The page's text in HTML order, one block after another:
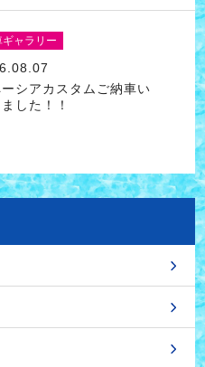
ギャラリー
ーシアカスタムご納車い
した！！